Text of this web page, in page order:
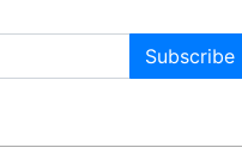
Subscribe